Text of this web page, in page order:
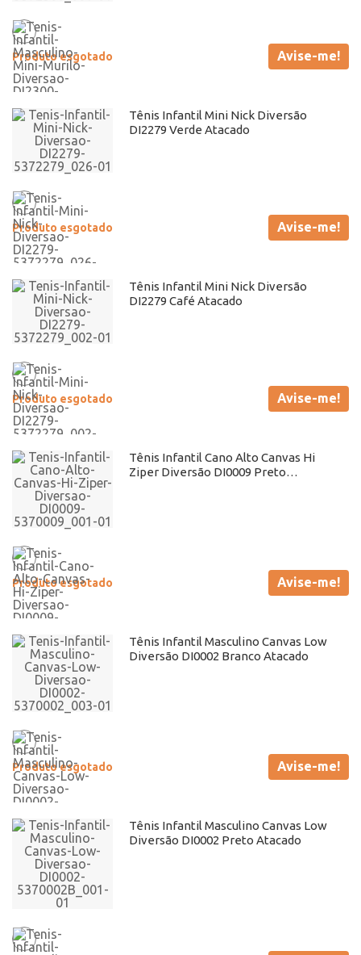
Produto esgotado Avise-me!
Tênis Infantil Mini Nick Diversão
DI2279 Verde Atacado
Produto esgotado Avise-me!
Tênis Infantil Mini Nick Diversão
DI2279 Café Atacado
Produto esgotado Avise-me!
Tênis Infantil Cano Alto Canvas Hi
Ziper Diversão DI0009 Preto
Produto esgotado Avise-me!
Tênis Infantil Masculino Canvas Low
Diversão DI0002 Branco Atacado
Produto esgotado Avise-me!
Tênis Infantil Masculino Canvas Low
Diversão DI0002 Preto Atacado